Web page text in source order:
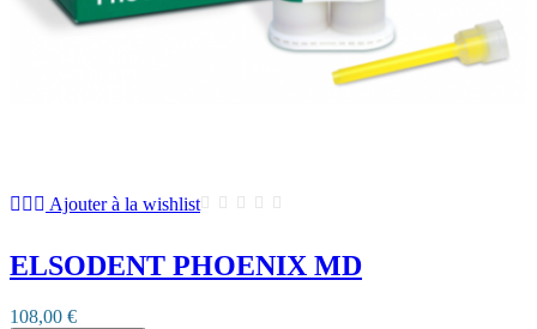
Ajouter à la wishlist
ELSODENT PHOENIX MD
108,00 €